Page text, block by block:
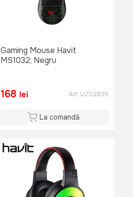
Gaming Mouse Havit
MS1032, Negru
168 lei Art: U202835
La comandă